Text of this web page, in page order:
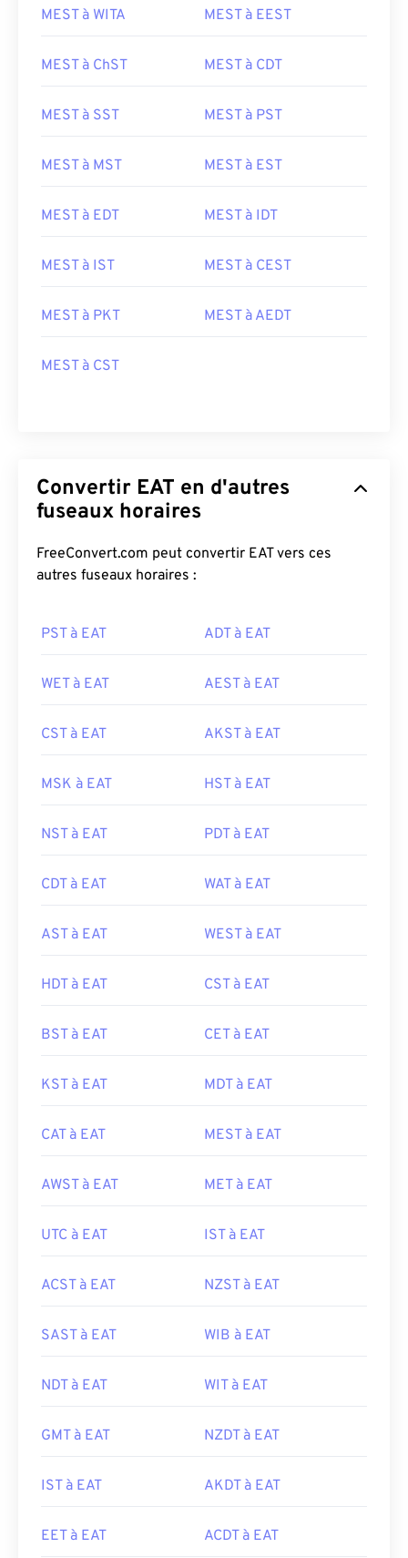
MEST à WITA MEST à EEST
MEST à ChST MEST à CDT
MEST à SST MEST à PST
MEST à MST MEST à EST
MEST à EDT MEST à IDT
MEST à IST MEST à CEST
MEST à PKT MEST à AEDT
MEST à CST
Convertir EAT en d'autres
fuseaux horaires
FreeConvert.com peut convertir EAT vers ces
autres fuseaux horaires :
PST à EAT ADT à EAT
WET à EAT AEST à EAT
CST à EAT AKST à EAT
MSK à EAT HST à EAT
NST à EAT PDT à EAT
CDT à EAT WAT à EAT
AST à EAT WEST à EAT
HDT à EAT CST à EAT
BST à EAT CET à EAT
KST à EAT MDT à EAT
CAT à EAT MEST à EAT
AWST à EAT MET à EAT
UTC à EAT IST à EAT
ACST à EAT NZST à EAT
SAST à EAT WIB à EAT
NDT à EAT WIT à EAT
GMT à EAT NZDT à EAT
IST à EAT AKDT à EAT
EET à EAT ACDT à EAT